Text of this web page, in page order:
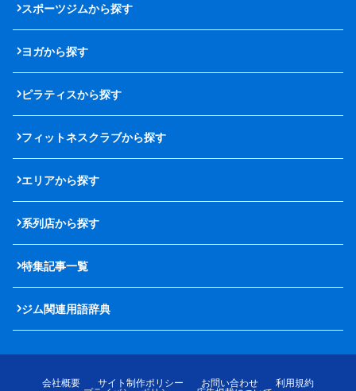
スポーツジムから探す
ヨガから探す
ピラティスから探す
フィットネスクラブから探す
エリアから探す
系列店から探す
特集記事一覧
ジム関連用語辞典
会社概要 サイト制作ポリシー お問い合わせ
利用規約